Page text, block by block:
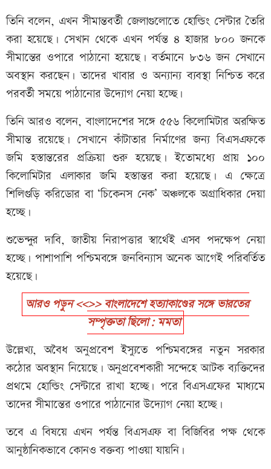
তিনি বলেন, এখন সীমান্তবর্তী জেলাগুলোতে হোল্ডিং সেন্টার তৈরি
করা হয়েছে। সেখান থেকে এখন পর্যন্ত ৪ হাজার ৮০০ জনকে
সীমান্তের ওপারে পাঠানো হয়েছে। বর্তমানে ৮৩৬ জন সেখানে
অবস্থান করছেন। তাদের খাবার ও অন্যান্য ব্যবস্থা নিশ্চিত করে
পরবর্তী সময়ে পাঠানোর উদ্যোগ নেয়া হচ্ছে।
তিনি আরও বলেন, বাংলাদেশের সঙ্গে ৫৫৬ কিলোমিটার অরক্ষিত
সীমান্ত রয়েছে। সেখানে কাঁটাতার নির্মাণের জন্য বিএসএফকে
জমি হস্তান্তরের প্রক্রিয়া শুরু হয়েছে। ইতোমধ্যে প্রায় ১০০
কিলোমিটার এলাকার জমি হস্তান্তর করা হয়েছে। এ ক্ষেত্রে
শিলিগুড়ি করিডোর বা ‘চিকেনস নেক’ অঞ্চলকে অগ্রাধিকার দেয়া
হচ্ছে।
শুভেন্দুর দাবি, জাতীয় নিরাপত্তার স্বার্থেই এসব পদক্ষেপ নেয়া
হচ্ছে। পাশাপাশি পশ্চিমবঙ্গে জনবিন্যাস অনেক আগেই পরিবর্তিত
হয়েছে।
আরও পড়ুন <<>> বাংলাদেশে হত্যাকাণ্ডের সঙ্গে ভারতের
সম্পৃক্ততা ছিলো: মমতা
উল্লেখ্য, অবৈধ অনুপ্রবেশ ইস্যুতে পশ্চিমবঙ্গের নতুন সরকার
কঠোর অবস্থান নিয়েছে। অনুপ্রবেশকারী সন্দেহে আটক ব্যক্তিদের
প্রথমে হোল্ডিং সেন্টারে রাখা হচ্ছে। পরে বিএসএফের মাধ্যমে
তাদের সীমান্তের ওপারে পাঠানোর উদ্যোগ নেয়া হচ্ছে।
তবে এ বিষয়ে এখন পর্যন্ত বিএসএফ বা বিজিবির পক্ষ থেকে
আনুষ্ঠানিকভাবে কোনও বক্তব্য পাওয়া যায়নি।